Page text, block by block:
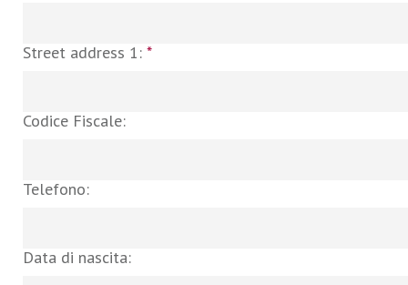
Street address 1: *
Codice Fiscale:
Telefono:
Data di nascita: